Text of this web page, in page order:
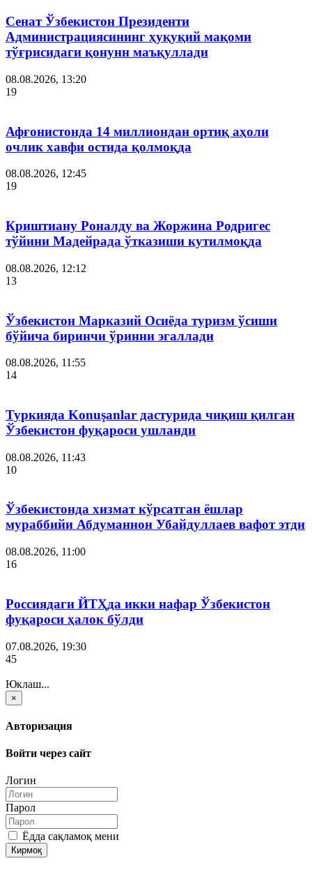
Сенат Ўзбекистон Президенти
Администрациясининг ҳуқуқий мақоми
тўғрисидаги қонунн маъқуллади
08.08.2026, 13:20
19
Афғонистонда 14 миллиондан ортиқ аҳоли
очлик хавфи остида қолмоқда
08.08.2026, 12:45
19
Криштиану Роналду ва Жоржина Родригес
тўйини Мадейрада ўтказиши кутилмоқда
08.08.2026, 12:12
13
Ўзбекистон Марказий Осиёда туризм ўсиши
бўйича биринчи ўринни эгаллади
08.08.2026, 11:55
14
Туркияда Konuşanlar дастурида чиқиш қилган
Ўзбекистон фуқароси ушланди
08.08.2026, 11:43
10
Ўзбекистонда хизмат кўрсатган ёшлар
мураббийи Абдуманнон Убайдуллаев вафот этди
08.08.2026, 11:00
16
Россиядаги ЙТҲда икки нафар Ўзбекистон
фуқароси ҳалок бўлди
07.08.2026, 19:30
45
Юклаш...
×
Авторизация
Войти через сайт
Логин
Парол
Ёдда сақламоқ мени